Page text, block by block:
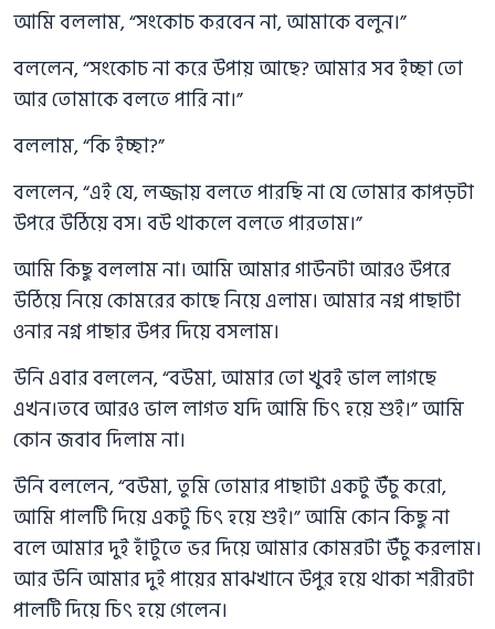
আমি বললাম, “সংকোচ করবেন না, আমাকে বলুন।”
বললেন, “সংকোচ না করে উপায় আছে? আমার সব ইচ্ছা তো
আর তোমাকে বলতে পারি না।”
বললাম, “কি ইচ্ছা?”
বললেন, “এই যে, লজ্জায় বলতে পারছি না যে তোমার কাপড়টা
উপরে উঠিয়ে বস। বউ থাকলে বলতে পারতাম।”
আমি কিছু বললাম না। আমি আমার গাউনটা আরও উপরে
উঠিয়ে নিয়ে কোমরের কাছে নিয়ে এলাম। আমার নগ্ন পাছাটা
ওনার নগ্ন পাছার উপর দিয়ে বসলাম।
উনি এবার বললেন, “বউমা, আমার তো খুবই ভাল লাগছে
এখন।তবে আরও ভাল লাগত যদি আমি চিৎ হয়ে শুই।” আমি
কোন জবাব দিলাম না।
উনি বললেন, “বউমা, তুমি তোমার পাছাটা একটু উঁচু করো,
আমি পালটি দিয়ে একটু চিৎ হয়ে শুই।” আমি কোন কিছু না
বলে আমার দুই হাঁটুতে ভর দিয়ে আমার কোমরটা উঁচু করলাম।
আর উনি আমার দুই পায়ের মাঝখানে উপুর হয়ে থাকা শরীরটা
পালটি দিয়ে চিৎ হয়ে গেলেন।